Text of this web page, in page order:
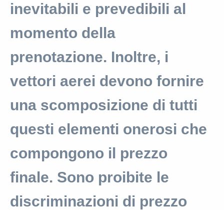
inevitabili e prevedibili al
momento della
prenotazione. Inoltre, i
vettori aerei devono fornire
una scomposizione di tutti
questi elementi onerosi che
compongono il prezzo
finale. Sono proibite le
discriminazioni di prezzo